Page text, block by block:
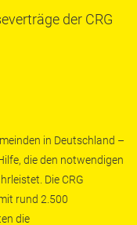
der CRG
in Deutschland –
die den notwendigen
Die CRG
rund 2.500
die